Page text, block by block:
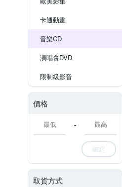
卡通動畫
音樂CD
演唱會DVD
限制級影音
價格
-
確定
取貨方式